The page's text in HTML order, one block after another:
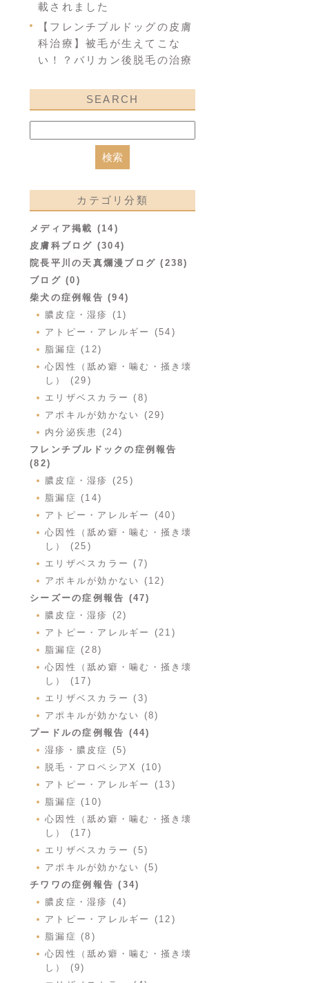
載されました
【フレンチブルドッグの皮膚
科治療】被毛が生えてこな
い！？バリカン後脱毛の治療
SEARCH
カテゴリ分類
メディア掲載 (14)
皮膚科ブログ (304)
院長平川の天真爛漫ブログ (238)
ブログ (0)
柴犬の症例報告 (94)
膿皮症・湿疹 (1)
アトピー・アレルギー (54)
脂漏症 (12)
心因性（舐め癖・噛む・掻き壊
し） (29)
エリザベスカラー (8)
アポキルが効かない (29)
内分泌疾患 (24)
フレンチブルドックの症例報告
(82)
膿皮症・湿疹 (25)
脂漏症 (14)
アトピー・アレルギー (40)
心因性（舐め癖・噛む・掻き壊
し） (25)
エリザベスカラー (7)
アポキルが効かない (12)
シーズーの症例報告 (47)
膿皮症・湿疹 (2)
アトピー・アレルギー (21)
脂漏症 (28)
心因性（舐め癖・噛む・掻き壊
し） (17)
エリザベスカラー (3)
アポキルが効かない (8)
プードルの症例報告 (44)
湿疹・膿皮症 (5)
脱毛・アロペシアX (10)
アトピー・アレルギー (13)
脂漏症 (10)
心因性（舐め癖・噛む・掻き壊
し） (17)
エリザベスカラー (5)
アポキルが効かない (5)
チワワの症例報告 (34)
膿皮症・湿疹 (4)
アトピー・アレルギー (12)
脂漏症 (8)
心因性（舐め癖・噛む・掻き壊
し） (9)